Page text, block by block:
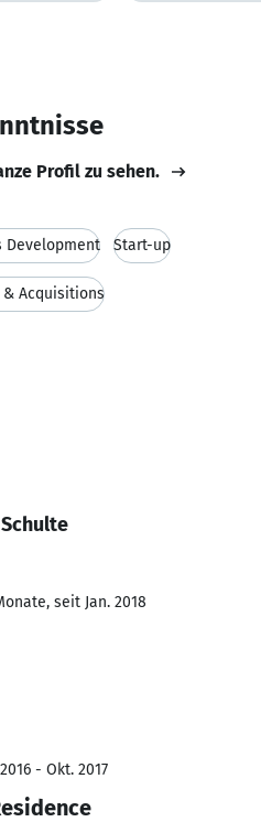
Profil zu sehen.
Development Start-up
& Acquisitions
seit Jan. 2018
- Okt. 2017